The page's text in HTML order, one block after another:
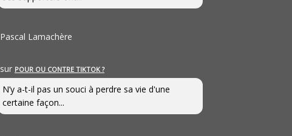
Pascal Lamachère
sur POUR OU CONTRE TIKTOK ?
N’y a-t-il pas un souci à perdre sa vie d'une
certaine façon...